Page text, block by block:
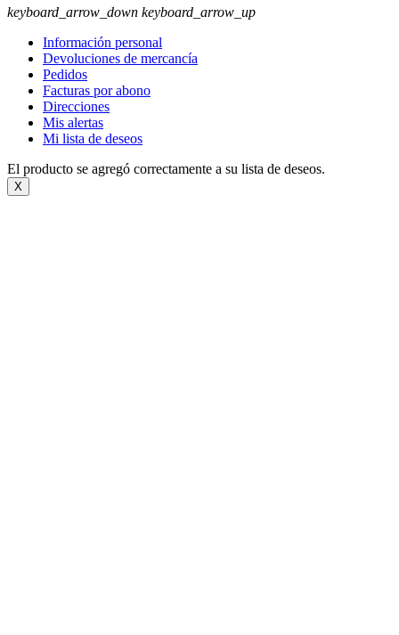
keyboard_arrow_down keyboard_arrow_up
Información personal
Devoluciones de mercancía
Pedidos
Facturas por abono
Direcciones
Mis alertas
Mi lista de deseos
El producto se agregó correctamente a su lista de deseos.
X